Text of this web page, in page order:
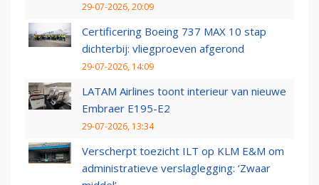
29-07-2026, 20:09
Certificering Boeing 737 MAX 10 stap
dichterbij: vliegproeven afgerond
29-07-2026, 14:09
LATAM Airlines toont interieur van nieuwe
Embraer E195-E2
29-07-2026, 13:34
Verscherpt toezicht ILT op KLM E&M om
administratieve verslaglegging: ‘Zwaar